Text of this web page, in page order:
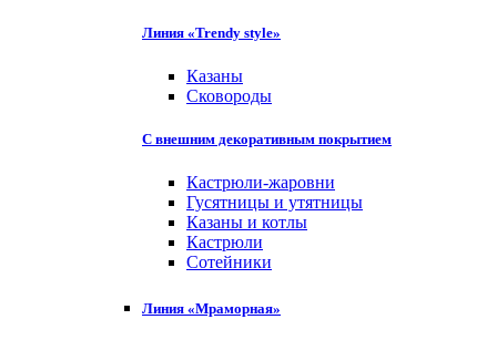
Линия «Trendy style»
Казаны
Сковороды
С внешним декоративным покрытием
Кастрюли-жаровни
Гусятницы и утятницы
Казаны и котлы
Кастрюли
Сотейники
Линия «Мраморная»